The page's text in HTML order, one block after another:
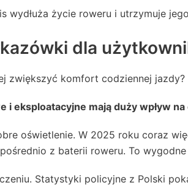
wydłuża życie roweru i utrzymuje
dla
zwiększyć komfort codziennej
i eksploatacyjne mają duży wpływ
oświetlenie. W 2025 roku coraz
z baterii roweru. To
Statystyki policyjne z Polski